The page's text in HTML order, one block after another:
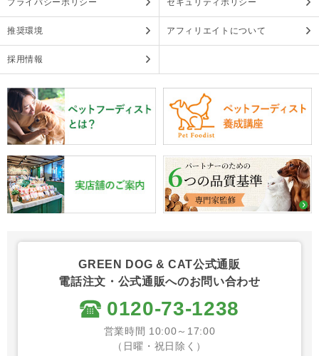
プライバシーポリシー セキュリティポリシー
推奨環境 アフィリエイトについて
採用情報
GREEN DOG & CAT公式通販
電話注文・公式通販へのお問い合わせ
0120-73-1238
営業時間 10:00～17:00
（日曜・祝日除く）